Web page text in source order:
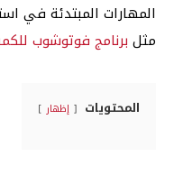
المهارات المبتدئة في
مثل برنامج فوتوشوب
المحتويات إظهار